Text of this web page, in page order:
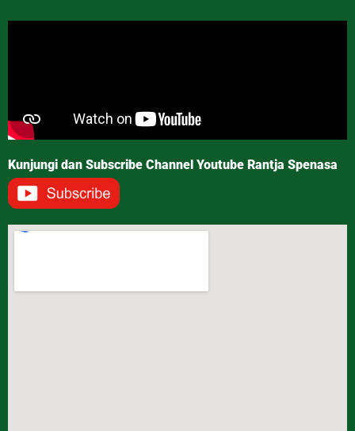
Kunjungi dan Subscribe Channel Youtube Rantja Spenasa